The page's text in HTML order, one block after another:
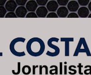
Pular para o